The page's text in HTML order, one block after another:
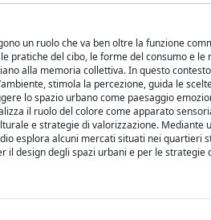
un ruolo che va ben oltre la funzione
pratiche del cibo, le forme del consumo e
alla memoria collettiva. In questo
stimola la percezione, guida le
lo spazio urbano come paesaggio
il ruolo del colore come apparato
e strategie di valorizzazione.
esplora alcuni mercati situati nei quartieri
design degli spazi urbani e per le strategie